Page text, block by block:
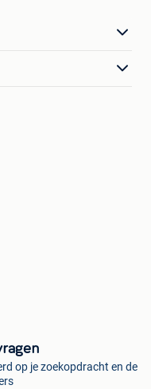
op je zoekopdracht en de